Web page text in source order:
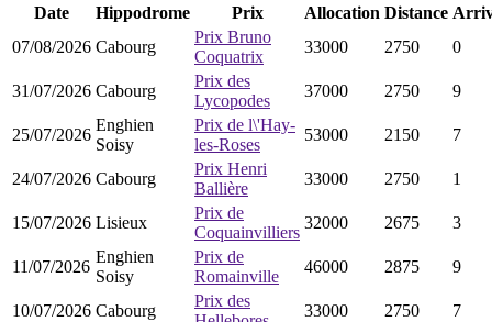
Date Hippodrome Prix Allocation Distance
07/08/2026 Cabourg
Prix Bruno
Coquatrix
33000 2750 0
31/07/2026 Cabourg
Prix des
Lycopodes
37000 2750 9
25/07/2026
Enghien
Soisy
Prix de l\'Hay-
les-Roses
53000 2150 7
24/07/2026 Cabourg
Prix Henri
Ballière
33000 2750 1
15/07/2026 Lisieux
Prix de
Coquainvilliers
32000 2675 3
11/07/2026
Enghien
Soisy
Prix de
Romainville
46000 2875 9
10/07/2026 Cabourg
Prix des
33000 2750 7